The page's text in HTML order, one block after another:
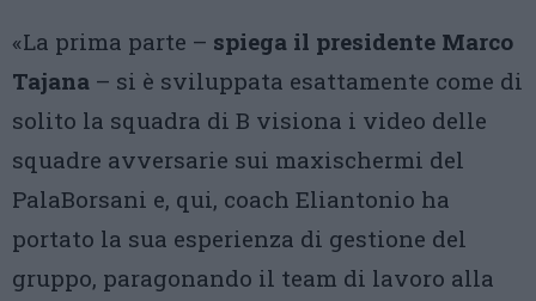
«La prima parte – spiega il presidente Marco
Tajana – si è sviluppata esattamente come di
solito la squadra di B visiona i video delle
squadre avversarie sui maxischermi del
PalaBorsani e, qui, coach Eliantonio ha
portato la sua esperienza di gestione del
gruppo, paragonando il team di lavoro alla